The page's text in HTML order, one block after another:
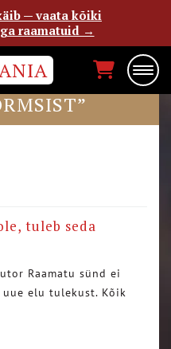
BARBI
tuleb seda
Raamatu sünd ei
elu tulekust. Kõik
— vaata kõiki
raamatuid →